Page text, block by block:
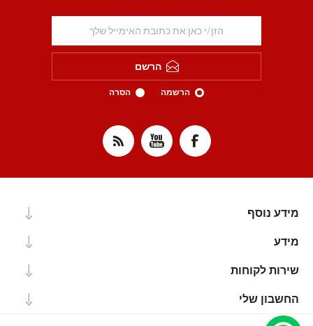
הרשם
הרשמה הסרה
מידע נוסף
מידע
שירות לקוחות
החשבון שלי